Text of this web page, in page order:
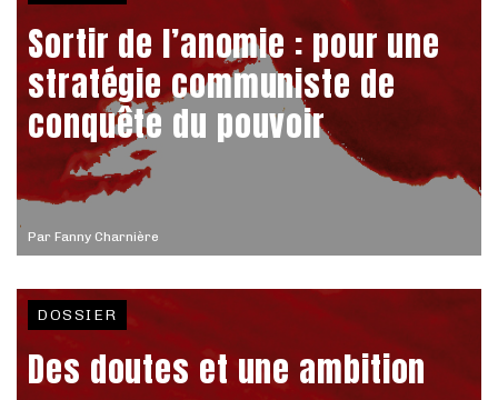
Par Fanny Charnière
Sortir de l’anomie : pour une
stratégie communiste de
conquête du pouvoir
DOSSIER
Des doutes et une ambition